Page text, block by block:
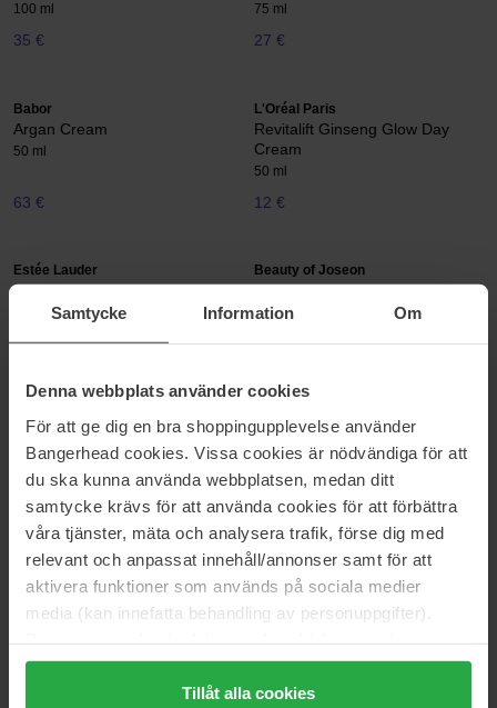
Samtycke Information Om
Denna webbplats använder cookies
För att ge dig en bra shoppingupplevelse använder
Bangerhead cookies. Vissa cookies är nödvändiga för att
du ska kunna använda webbplatsen, medan ditt
samtycke krävs för att använda cookies för att förbättra
våra tjänster, mäta och analysera trafik, förse dig med
relevant och anpassat innehåll/annonser samt för att
aktivera funktioner som används på sociala medier
media (kan innefatta behandling av personuppgifter).
Genom att trycka på "Tillåt alla cookies" accepterar du
alla cookies, medan du under "Detaljer" kan anpassa
Tillåt alla cookies
100 ml
35 €
75 ml
27 €
Babor
Argan Cream
50 ml
63 €
L'Oréal Paris
Revitalift Ginseng Glow Day
Cream
50 ml
12 €
Estée Lauder
Revitalizing Supreme+ Youth
Power Creme
Beauty of Joseon
Relief Sun
50 ml
Normale prijs 23 €
House of Hur
Capsule Hydro Booster Cream
50 ml
44 €
KORA Organics
Turmeric Glow Moisturizer
15 ml
24 €
N°3 Barrier Strengthening
Cream
60 €
Strength Trainer
50 ml
€